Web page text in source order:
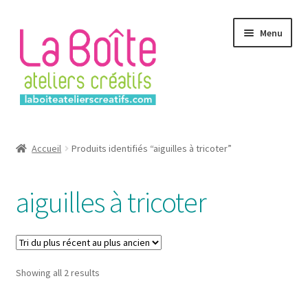
la
navigation
contenu
Menu
Login
Password Reset
Register
Accueil Produits identifiés “aiguilles à tricoter”
aiguilles à tricoter
Showing all 2 resultsSorted